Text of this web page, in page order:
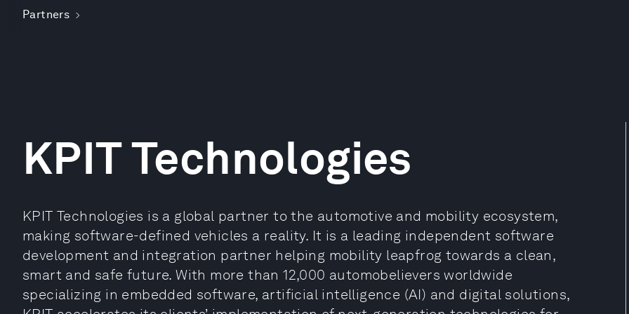
Partners
KPIT Technologies
KPIT Technologies is a global partner to the automotive and mobility ecosystem,
making software-defined vehicles a reality. It is a leading independent software
development and integration partner helping mobility leapfrog towards a clean,
smart and safe future. With more than 12,000 automobelievers worldwide
specializing in embedded software, artificial intelligence (AI) and digital solutions,